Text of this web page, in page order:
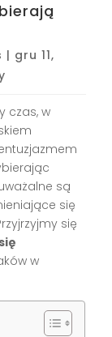
| gru 11,
czas, w
są
się
się
w